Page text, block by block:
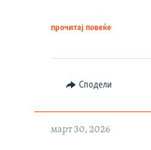
прочитај повеќе
Сподели
март 30, 2026